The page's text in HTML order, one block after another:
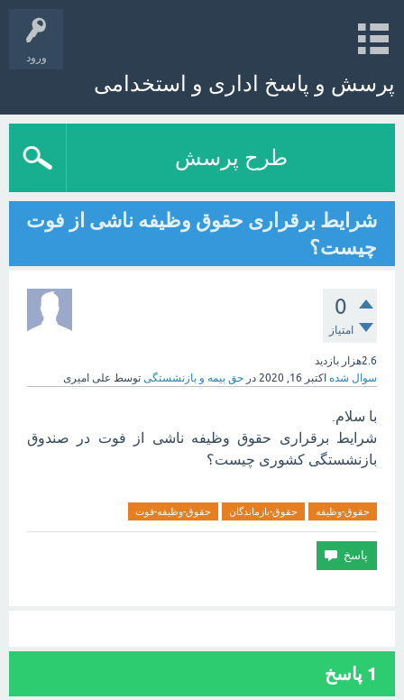
ورود
پرسش و پاسخ اداری و استخدامی
طرح پرسش
شرايط برقراری حقوق وظيفه ناشی از فوت
چیست؟
0
امتیاز
2.6هزار
بازدید
سوال شده اکتبر 16, 2020 در حق بیمه و بازنشستگی توسط علی امیری
با سلام.
شرایط برقراری حقوق وظیفه ناشی از فوت در صندوق
بازنشستگی کشوری چیست؟
حقوق-وظیفه حقوق-بازماندگان حقوق-وظیفه-فوت
1 پاسخ